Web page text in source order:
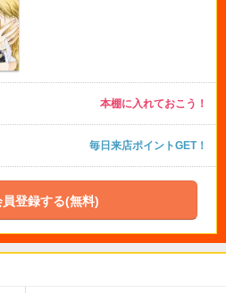
本棚に入れておこう！
毎日来店ポイントGET！
登録する(無料)